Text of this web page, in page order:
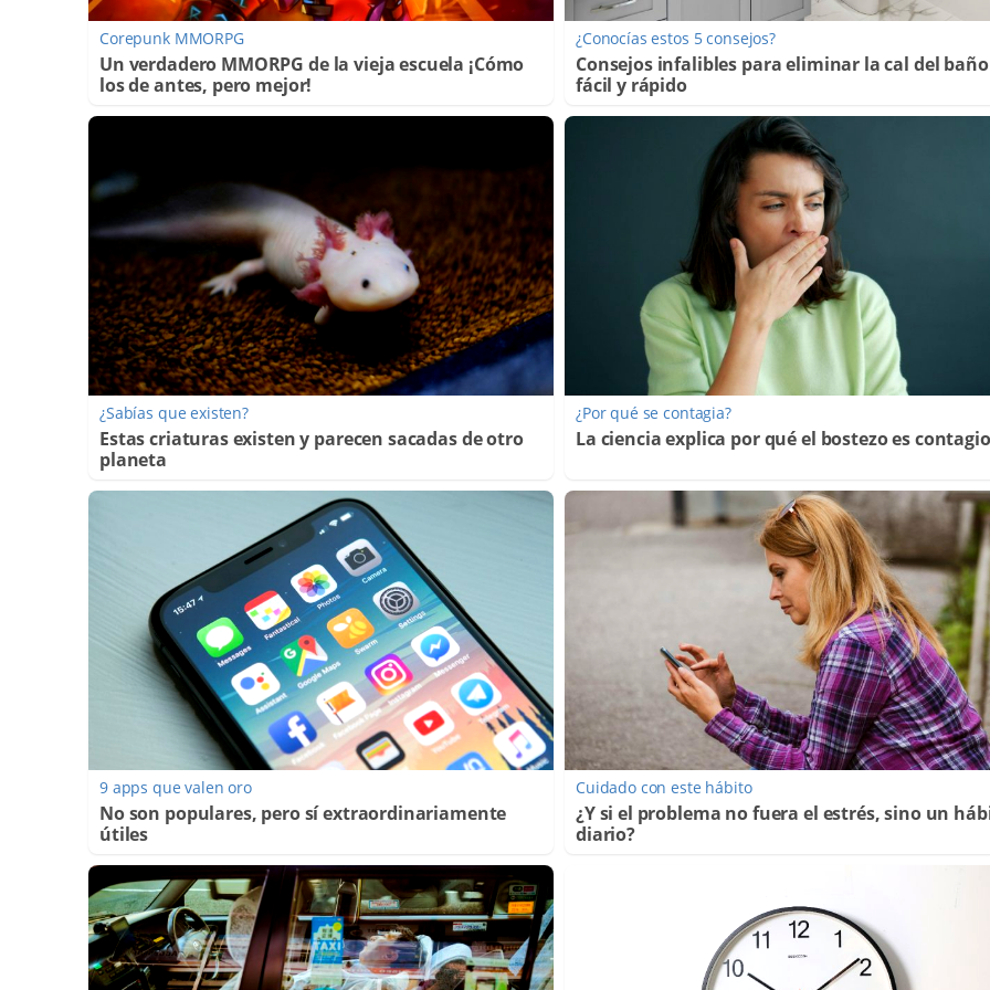
Corepunk MMORPG
Un verdadero MMORPG de la vieja escuela ¡Cómo
los de antes, pero mejor!
¿Conocías estos 5 consejos?
Consejos infalibles para eliminar la cal del baño
fácil y rápido
¿Sabías que existen?
Estas criaturas existen y parecen sacadas de otro
planeta
¿Por qué se contagia?
La ciencia explica por qué el bostezo es
9 apps que valen oro
No son populares, pero sí extraordinariamente
útiles
Cuidado con este hábito
¿Y si el problema no fuera el estrés, sino un
diario?